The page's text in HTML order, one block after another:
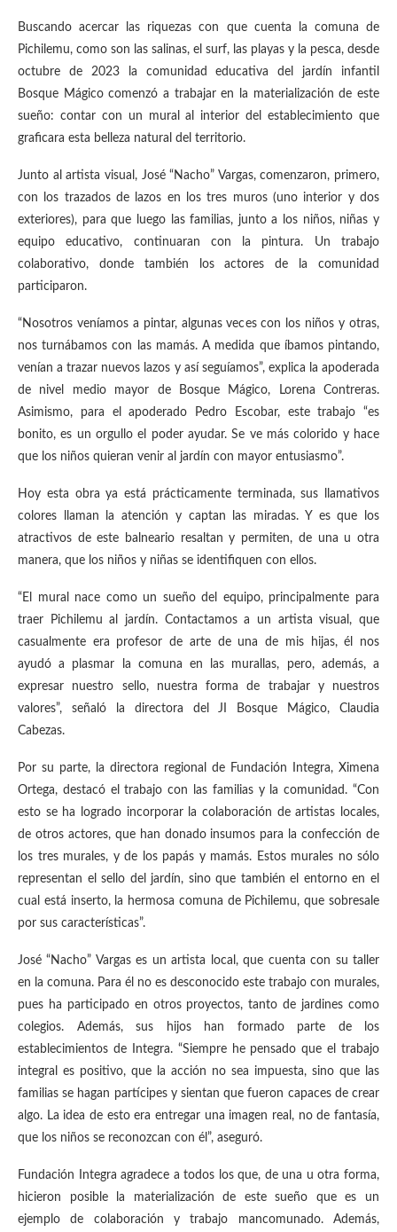
Buscando acercar las riquezas con que cuenta la comuna de
Pichilemu, como son las salinas, el surf, las playas y la pesca, desde
octubre de 2023 la comunidad educativa del jardín infantil
Bosque Mágico comenzó a trabajar en la materialización de este
sueño: contar con un mural al interior del establecimiento que
graficara esta belleza natural del territorio.
Junto al artista visual, José “Nacho” Vargas, comenzaron, primero,
con los trazados de lazos en los tres muros (uno interior y dos
exteriores), para que luego las familias, junto a los niños, niñas y
equipo educativo, continuaran con la pintura. Un trabajo
colaborativo, donde también los actores de la comunidad
participaron.
“Nosotros veníamos a pintar, algunas veces con los niños y otras,
nos turnábamos con las mamás. A medida que íbamos pintando,
venían a trazar nuevos lazos y así seguíamos”, explica la apoderada
de nivel medio mayor de Bosque Mágico, Lorena Contreras.
Asimismo, para el apoderado Pedro Escobar, este trabajo “es
bonito, es un orgullo el poder ayudar. Se ve más colorido y hace
que los niños quieran venir al jardín con mayor entusiasmo”.
Hoy esta obra ya está prácticamente terminada, sus llamativos
colores llaman la atención y captan las miradas. Y es que los
atractivos de este balneario resaltan y permiten, de una u otra
manera, que los niños y niñas se identifiquen con ellos.
“El mural nace como un sueño del equipo, principalmente para
traer Pichilemu al jardín. Contactamos a un artista visual, que
casualmente era profesor de arte de una de mis hijas, él nos
ayudó a plasmar la comuna en las murallas, pero, además, a
expresar nuestro sello, nuestra forma de trabajar y nuestros
valores”, señaló la directora del JI Bosque Mágico, Claudia
Cabezas.
Por su parte, la directora regional de Fundación Integra, Ximena
Ortega, destacó el trabajo con las familias y la comunidad. “Con
esto se ha logrado incorporar la colaboración de artistas locales,
de otros actores, que han donado insumos para la confección de
los tres murales, y de los papás y mamás. Estos murales no sólo
representan el sello del jardín, sino que también el entorno en el
cual está inserto, la hermosa comuna de Pichilemu, que sobresale
por sus características”.
José “Nacho” Vargas es un artista local, que cuenta con su taller
en la comuna. Para él no es desconocido este trabajo con murales,
pues ha participado en otros proyectos, tanto de jardines como
colegios. Además, sus hijos han formado parte de los
establecimientos de Integra. “Siempre he pensado que el trabajo
integral es positivo, que la acción no sea impuesta, sino que las
familias se hagan partícipes y sientan que fueron capaces de crear
algo. La idea de esto era entregar una imagen real, no de fantasía,
que los niños se reconozcan con él”, aseguró.
Fundación Integra agradece a todos los que, de una u otra forma,
hicieron posible la materialización de este sueño que es un
ejemplo de colaboración y trabajo mancomunado. Además,